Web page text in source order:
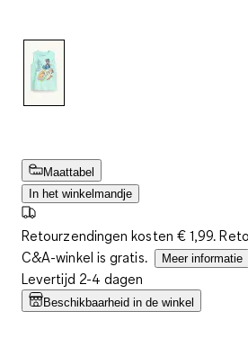
Maattabel
In het winkelmandje
Retourzendingen kosten € 1,99.
C&A-winkel is gratis.
Meer informatie
Levertijd 2-4 dagen
Beschikbaarheid in de winkel